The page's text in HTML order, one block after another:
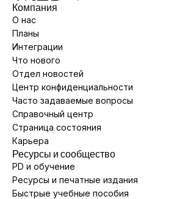
Компания
О нас
Планы
Интеграции
Что нового
Отдел новостей
Центр конфиденциальности
Часто задаваемые вопросы
Справочный центр
Страница состояния
Карьера
Ресурсы и сообщество
PD и обучение
Ресурсы и печатные издания
Быстрые учебные пособия